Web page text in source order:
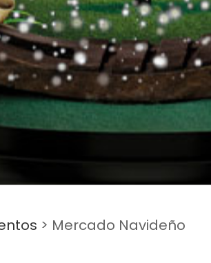
> Mercado Navideño